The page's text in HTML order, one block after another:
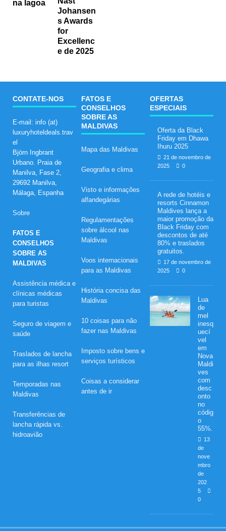
na lagoa
Johansen
s Awards
for
Excellenc
e de 2025
CONTATE-NOS
E-mail: info (at)
luxuryhoteldeals.trav
el
Björn Ingbrant
Urbano. Praia de
Manilva, Fase 2,
29692 Manilva,
Málaga, Espanha
Sobre
FATOS E
CONSELHOS
SOBRE AS
MALDIVAS
Assistência médica e
clínicas médicas
para turistas
Seguro de viagem e
saúde
Traslados de lancha
para as ilhas resort
Temporadas nas
Maldivas
Transferências de
lancha rápida vs.
hidroavião
FATOS E
CONSELHOS
SOBRE AS
MALDIVAS
Mapa das Maldivas
Geografia e clima
Visto e informações
alfandegárias
Regulamentações
sobre álcool nas
Maldivas
Voos internacionais
para as Maldivas
História concisa das
Maldivas
10 coisas para não
fazer nas Maldivas
Imposto sobre bens e
serviços turísticos
Coisas a considerar
antes de ir
OFERTAS
ESPECIAIS
Oferta da Black
Friday em Dhawa
Ihuru 2025
21 de novembro de
2025
0
A rede de hotéis e
resorts Cinnamon
Maldives lança a
maior promoção da
Black Friday com
descontos de até
80% e traslados
gratuitos.
17 de novembro de
2025
0
Lua
de
mel
inesq
uecí
vel
em
Nova
Maldi
ves
com
desc
onto
no
códig
o
55%.
13
de
nove
mbro
de
202
5
0